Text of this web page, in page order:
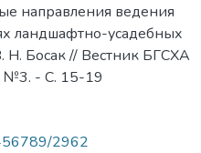
направления ведения
ландшафтно-усадебных
Н. Босак // Вестник БГСХА
№3. - С. 15-19
2962